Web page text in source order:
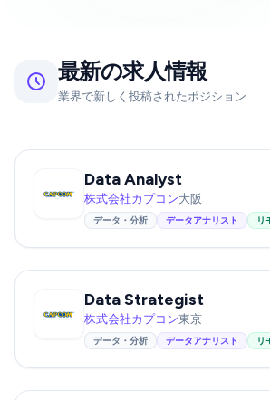
最新の求人情報
業界で新しく投稿されたポジション
Data Analyst
株式会社カプコン大阪
データ・分析 データアナリスト リ
Data Strategist
株式会社カプコン東京
データ・分析 データアナリスト リ